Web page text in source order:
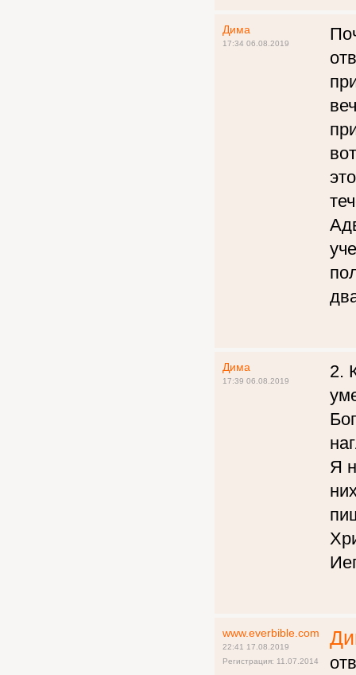
Дима
17:34 06.08.2019
Дима
17:39 06.08.2019
2.
Я
www.everbible.com
22:41 17.08.2019
Регистрация: 11.07.2014